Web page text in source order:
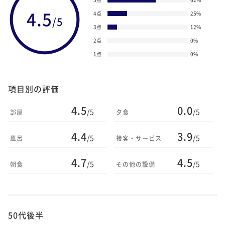
4.5/5
4点
25%
3点
12%
2点
0%
1点
0%
項目別の評価
部屋 4.5/5
風呂 4.4/5
朝食 4.7/5
夕食 0.0/5
接客・サービス 3.9/5
その他の設備 4.5/5
50代後半